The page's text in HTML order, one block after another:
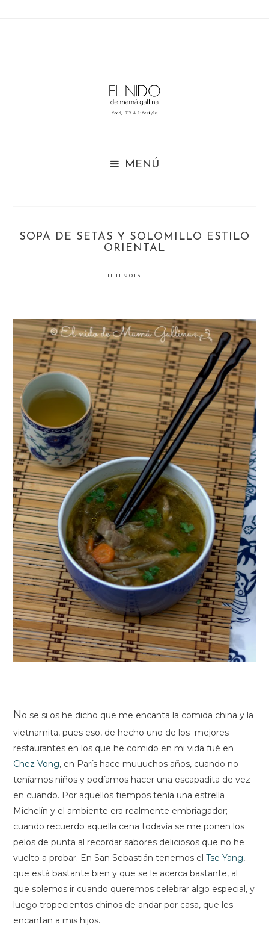

SOPA DE SETAS Y SOLOMILLO ESTILO
ORIENTAL
11.11.2013
No se si os he dicho que me encanta la comida china y la
vietnamita, pues eso, de hecho uno de los mejores
restaurantes en los que he comido en mi vida fué en
Chez Vong, en París hace muuuchos años, cuando no
teníamos niños y podíamos hacer una escapadita de vez
en cuando. Por aquellos tiempos tenía una estrella
Michelín y el ambiente era realmente embriagador;
cuando recuerdo aquella cena todavía se me ponen los
pelos de punta al recordar sabores deliciosos que no he
vuelto a probar. En San Sebastián tenemos elTse Yang,
que está bastante bien y que se le acerca bastante, al
que solemos ir cuando queremos celebrar algo especial, y
luego tropecientos chinos de andar por casa, que les
encantan a mis hijos.